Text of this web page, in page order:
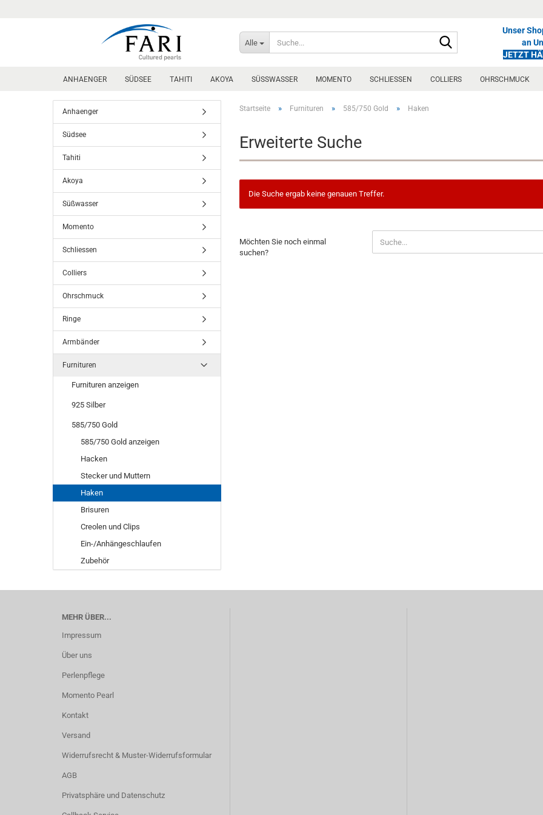
Alle
Unser
an
JETZT
ANHAENGER SÜDSEE TAHITI AKOYA SÜSSWASSER MOMENTO SCHLIESSEN COLLIERS OHRSCHMUCK
Startseite » Furnituren » 585/750 Gold » Haken
Erweiterte Suche
Die Suche ergab keine genauen Treffer.
SIE
NOCH
Möchten Sie noch einmal
suchen?
Anhaenger
Südsee
Tahiti
Akoya
Süßwasser
Momento
Schliessen
Colliers
Ohrschmuck
Ringe
Armbänder
Furnituren
Furnituren anzeigen
925 Silber
585/750 Gold
585/750 Gold anzeigen
Hacken
Stecker und Muttern
Haken
Brisuren
Creolen und Clips
Ein-/Anhängeschlaufen
Zubehör
MEHR ÜBER...
Impressum
Über uns
Perlenpflege
Momento Pearl
Kontakt
Versand
Widerrufsrecht & Muster-Widerrufsformular
AGB
Privatsphäre und Datenschutz